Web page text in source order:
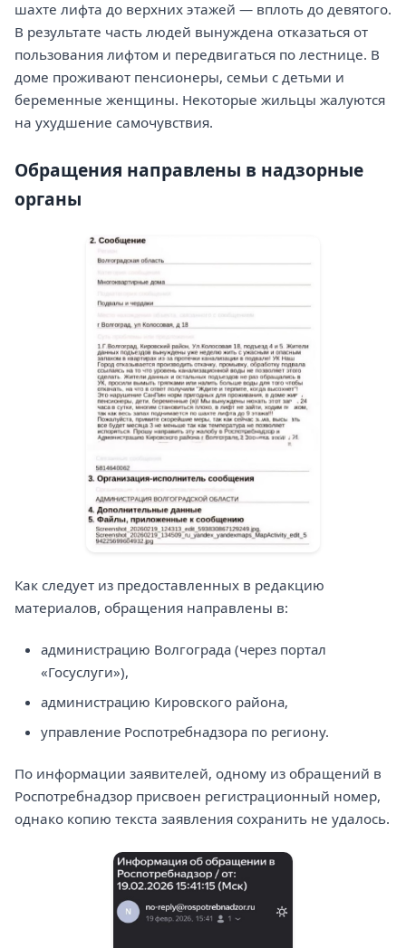
шахте лифта до верхних этажей — вплоть до девятого.
В результате часть людей вынуждена отказаться от
пользования лифтом и передвигаться по лестнице. В
доме проживают пенсионеры, семьи с детьми и
беременные женщины. Некоторые жильцы жалуются
на ухудшение самочувствия.
Обращения направлены в надзорные
органы
Как следует из предоставленных в редакцию
материалов, обращения направлены в:
администрацию Волгограда (через портал
«Госуслуги»),
администрацию Кировского района,
управление Роспотребнадзора по региону.
По информации заявителей, одному из обращений в
Роспотребнадзор присвоен регистрационный номер,
однако копию текста заявления сохранить не удалось.